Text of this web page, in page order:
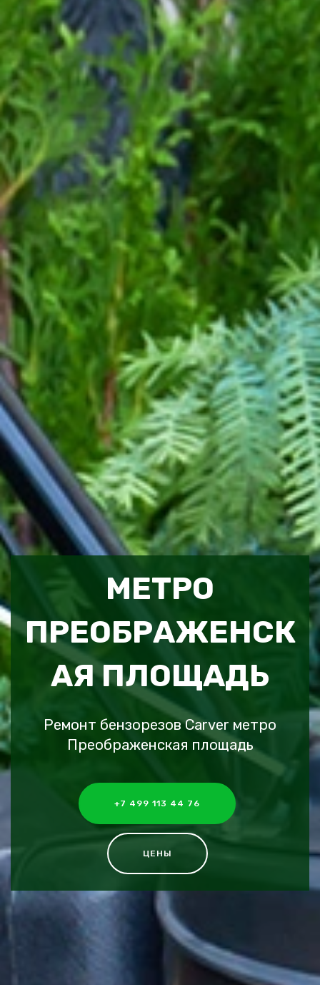
МЕТРО
ПРЕОБРАЖЕНСК
АЯ ПЛОЩАДЬ
Ремонт бензорезов Carver метро
Преображенская площадь
+7 499 113 44 76
ЦЕНЫ